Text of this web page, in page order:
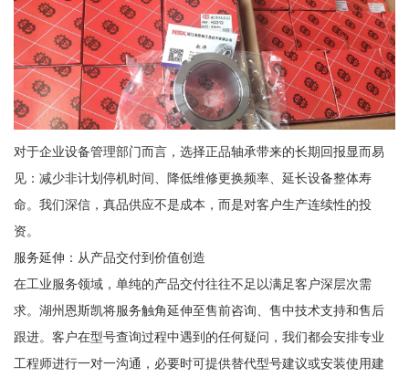
对于企业设备管理部门而言，选择正品轴承带来的长期回报显而易
见：减少非计划停机时间、降低维修更换频率、延长设备整体寿
命。我们深信，真品供应不是成本，而是对客户生产连续性的投
资。
服务延伸：从产品交付到价值创造
在工业服务领域，单纯的产品交付往往不足以满足客户深层次需
求。湖州恩斯凯将服务触角延伸至售前咨询、售中技术支持和售后
跟进。客户在型号查询过程中遇到的任何疑问，我们都会安排专业
工程师进行一对一沟通，必要时可提供替代型号建议或安装使用建